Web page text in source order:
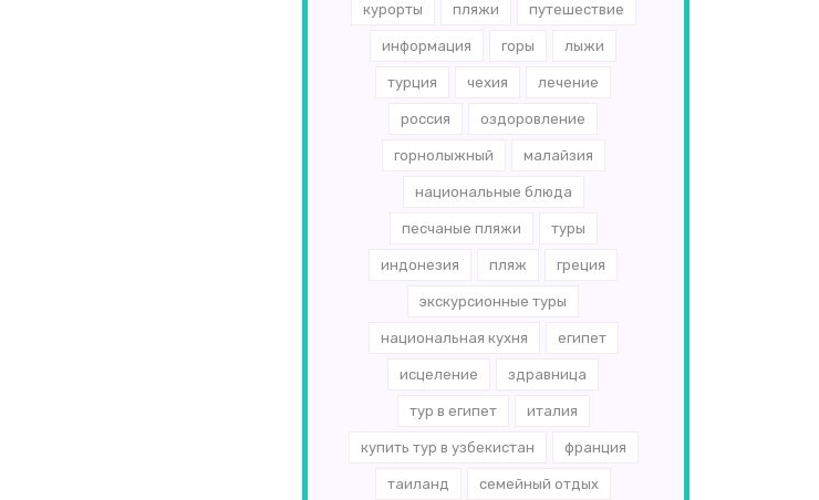
курорты пляжи путешествие
информация горы лыжи
турция чехия лечение
россия оздоровление
горнолыжный малайзия
национальные блюда
песчаные пляжи туры
индонезия пляж греция
экскурсионные туры
национальная кухня египет
исцеление здравница
тур в египет италия
купить тур в узбекистан франция
таиланд семейный отдых